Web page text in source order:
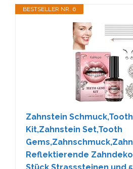
BESTSELLER NR. 6
Zahnstein
Kit,Zahnstein Set,Tooth
Reflektierende